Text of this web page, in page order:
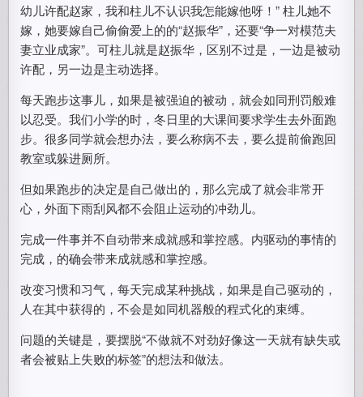
幼儿许配赵家，我和柱儿不认识我怎能嫁他呀！” 柱儿她不
嫁，她要嫁自己偷偷爱上的的“赵振华”，还要“争一对模范夫
妻立业成家”。可柱儿就是赵振华，区别不过是，一边是被动
许配，另一边是主动选择。
每天跑步这事儿，如果是被强迫的被动，就会如同刑罚般难
以忍受。我们小学的时，冬日里的大课间要求学生去外面跑
步。很多同学就会想办法，要么称病不去，要么提前偷跑回
教室或躲进厕所。
但如果跑步的决定是自己做出的，那么完成了就会非常开
心，外面下雨刮风都不会阻止运动的冲劲儿。
完成一件事并不自动带来成就感和掌控感。内驱动的事情的
完成，的确会带来成就感和掌控感。
改变习惯和习气，每天完成某种挑战，如果是自己驱动的，
人在其中获得的，不会是如同机器般的程式化的束缚。
问题的关键是，要摆脱“不做就不对劲好像这一天就有缺失或
者会被贴上失败的标签”的想法和做法。